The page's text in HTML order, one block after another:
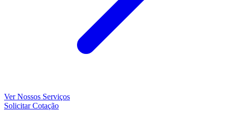
Ver Nossos Serviços
Solicitar Cotação